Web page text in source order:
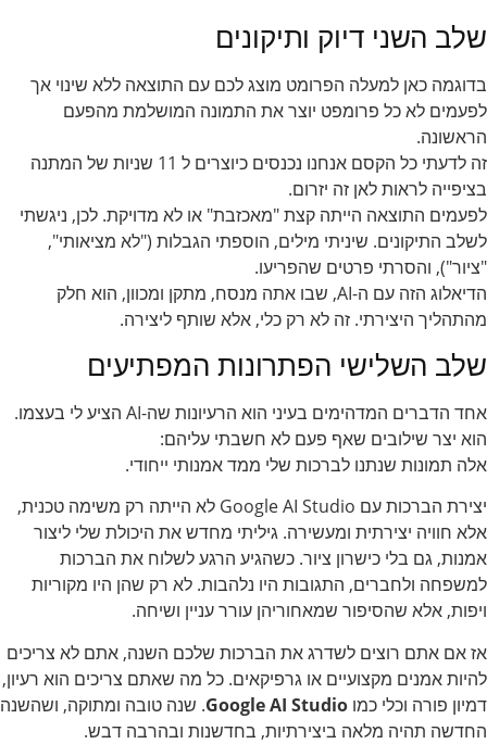
שלב השני דיוק ותיקונים
בדוגמה כאן למעלה הפרומט מוצג לכם עם התוצאה ללא שינוי אך
לפעמים לא כל פרומפט יוצר את התמונה המושלמת מהפעם
הראשונה.
זה לדעתי כל הקסם אנחנו נכנסים כיוצרים ל 11 שניות של המתנה
בציפייה לראות לאן זה יזרום.
לפעמים התוצאה הייתה קצת "מאכזבת" או לא מדויקת. לכן, ניגשתי
לשלב התיקונים. שיניתי מילים, הוספתי הגבלות ("לא מציאותי",
"ציור"), והסרתי פרטים שהפריעו.
הדיאלוג הזה עם ה-AI, שבו אתה מנסח, מתקן ומכוון, הוא חלק
מהתהליך היצירתי. זה לא רק כלי, אלא שותף ליצירה.
שלב השלישי הפתרונות המפתיעים
אחד הדברים המדהימים בעיני הוא הרעיונות שה-AI הציע לי בעצמו.
הוא יצר שילובים שאף פעם לא חשבתי עליהם:
אלה תמונות שנתנו לברכות שלי ממד אמנותי ייחודי.
יצירת הברכות עם Google AI Studio לא הייתה רק משימה טכנית,
אלא חוויה יצירתית ומעשירה. גיליתי מחדש את היכולת שלי ליצור
אמנות, גם בלי כישרון ציור. כשהגיע הרגע לשלוח את הברכות
למשפחה ולחברים, התגובות היו נלהבות. לא רק שהן היו מקוריות
ויפות, אלא שהסיפור שמאחוריהן עורר עניין ושיחה.
אז אם אתם רוצים לשדרג את הברכות שלכם השנה, אתם לא צריכים
להיות אמנים מקצועיים או גרפיקאים. כל מה שאתם צריכים הוא רעיון,
דמיון פורה וכלי כמו Google AI Studio. שנה טובה ומתוקה, ושהשנה
החדשה תהיה מלאה ביצירתיות, בחדשנות ובהרבה דבש.